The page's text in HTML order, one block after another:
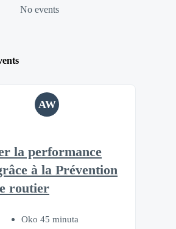
No events
AW
la performance
à la Prévention
routier
Oko 45 minuta